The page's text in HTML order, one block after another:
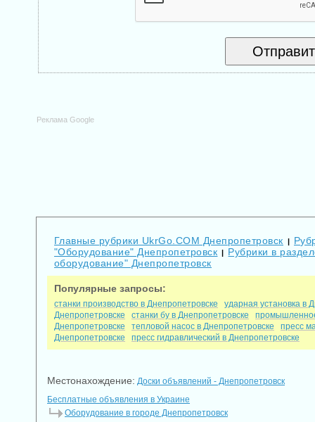
Реклама Google
Главные рубрики UkrGo.COM Днепропетровск
"Оборудование" Днепропетровск
Рубрики в
оборудование" Днепропетровск
Популярные запросы:
станки производство в Днепропетровске
ударная установка в
Днепропетровске
станки бу в Днепропетровске
Днепропетровске
тепловой насос в Днепропетровске
пресс
Днепропетровске
пресс гидравлический в Днепропетровске
Местонахождение: Доски объявлений - Днепропетровск
Бесплатные объявления в Украине
Оборудование в городе Днепропетровск